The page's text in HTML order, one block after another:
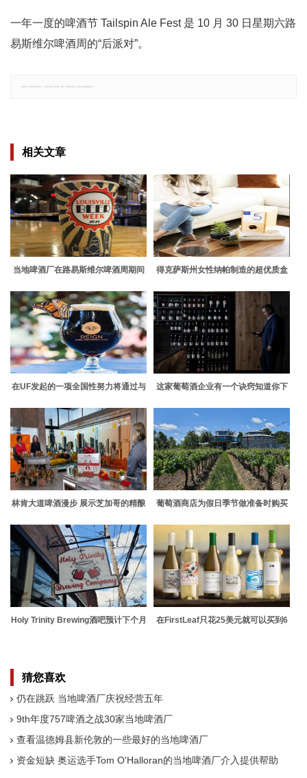
一年一度的啤酒节 Tailspin Ale Fest 是 10 月 30 日星期六路
易斯维尔啤酒周的“后派对”。
相关文章
当地啤酒厂在路易斯维尔啤酒周期间
得克萨斯州女性纳帕制造的超优质盒
在UF发起的一项全国性努力将通过与
这家葡萄酒企业有一个诀窍知道你下
林肯大道啤酒漫步 展示芝加哥的精酿
葡萄酒商店为假日季节做准备时购买
Holy Trinity Brewing酒吧预计下个月
在FirstLeaf只花25美元就可以买到6
猜您喜欢
仍在跳跃 当地啤酒厂庆祝经营五年
9th年度757啤酒之战30家当地啤酒厂
查看温德姆县新伦敦的一些最好的当地啤酒厂
资金短缺 奥运选手Tom O'Halloran的当地啤酒厂介入提供帮助